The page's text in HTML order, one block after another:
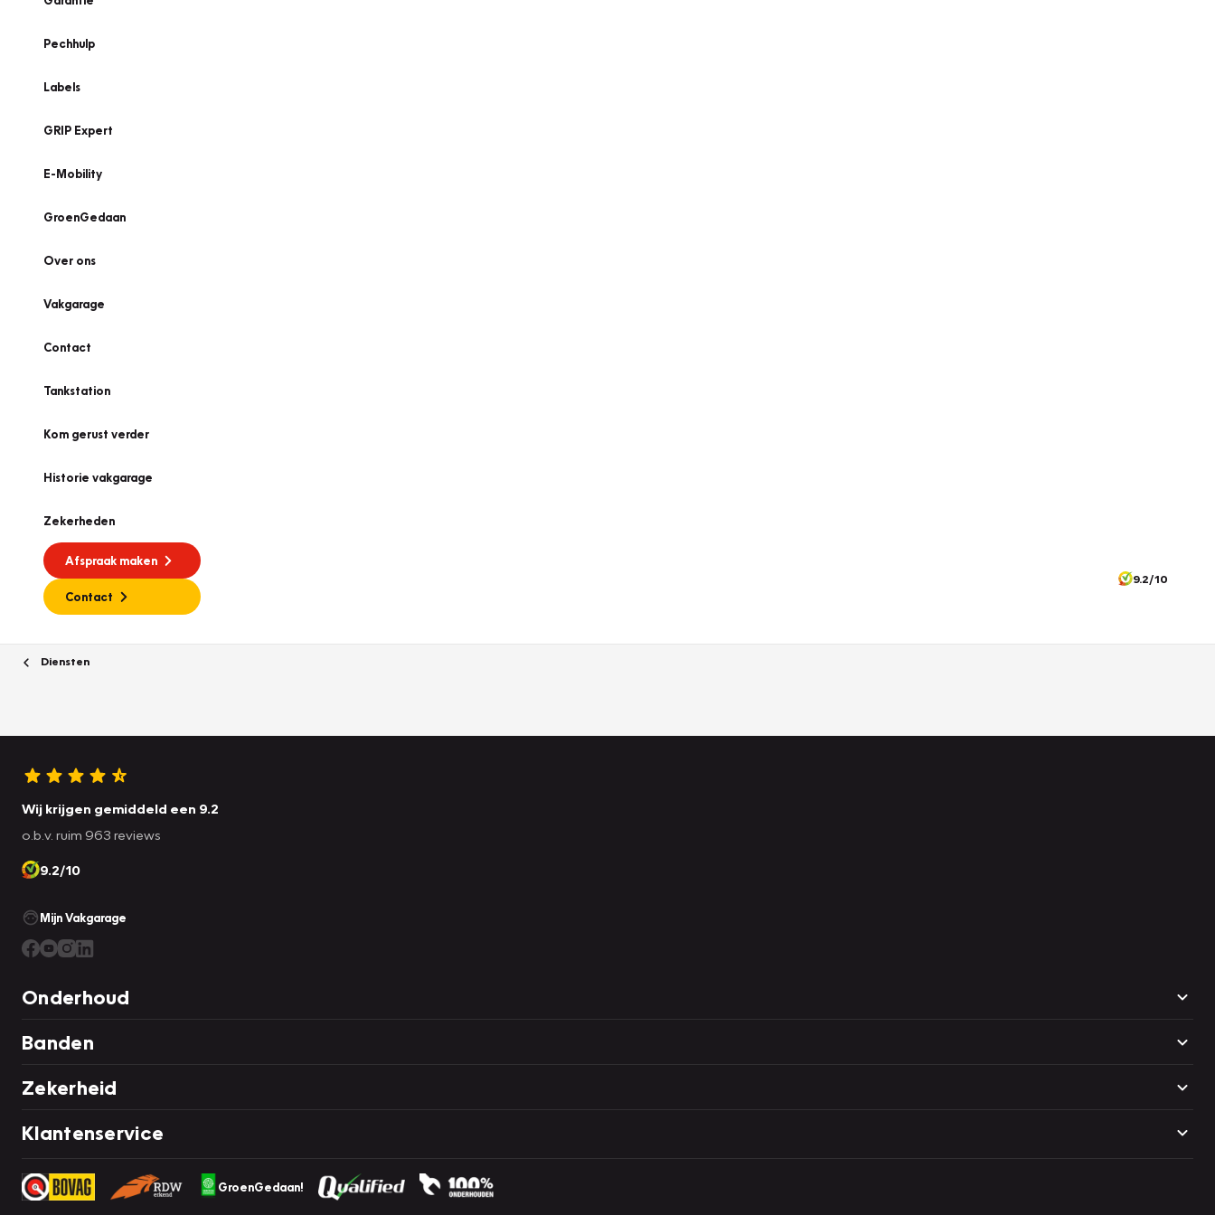
Pechhulp
Labels
GRIP Expert
E-Mobility
GroenGedaan
Over ons
Vakgarage
Contact
Tankstation
Kom gerust verder
Historie vakgarage
Zekerheden
Afspraak maken
Contact
9.2/10
Diensten
Wij krijgen gemiddeld een 9.2
o.b.v. ruim 963 reviews
9.2/10
Mijn Vakgarage
Onderhoud
Banden
Zekerheid
Klantenservice
GroenGedaan!